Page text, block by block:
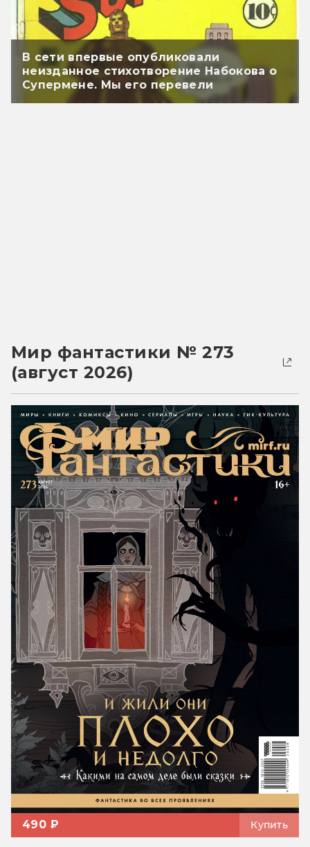
В сети впервые опубликовали
неизданное стихотворение Набокова о
Супермене. Мы его перевели
Мир фантастики № 273
(август 2026)
490 ₽ Купить